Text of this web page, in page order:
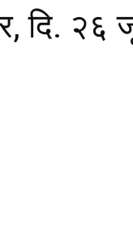
दि.